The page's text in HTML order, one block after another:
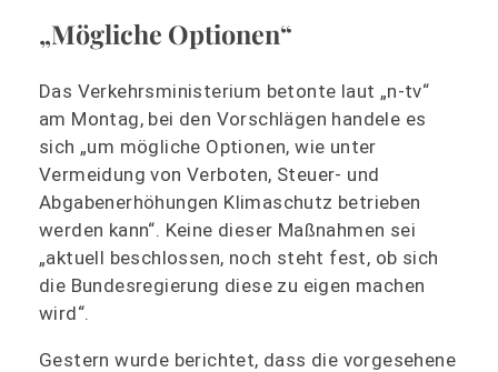
„Mögliche Optionen“
Das Verkehrsministerium betonte laut „n-tv“
am Montag, bei den Vorschlägen handele es
sich „um mögliche Optionen, wie unter
Vermeidung von Verboten, Steuer- und
Abgabenerhöhungen Klimaschutz betrieben
werden kann“. Keine dieser Maßnahmen sei
„aktuell beschlossen, noch steht fest, ob sich
die Bundesregierung diese zu eigen machen
wird“.
Gestern wurde berichtet, dass die vorgesehene